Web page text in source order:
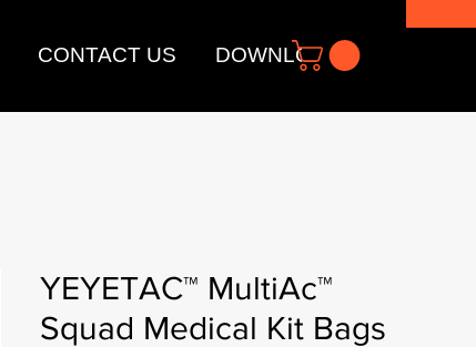
CONTACT US DOWNLOADS
YEYETAC™ MultiAc™
Squad Medical Kit Bags